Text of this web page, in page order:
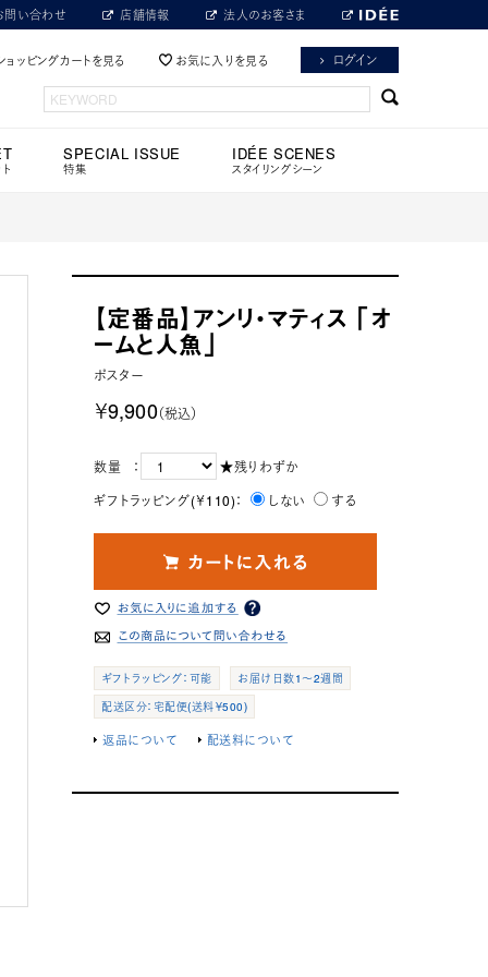
問い合わせ 店舗情報 法人のお客さま
ョッピングカートを見る お気に入りを見る ログイン
SPECIAL ISSUE
特集
IDÉE SCENES
スタイリングシーン
【定番品】アンリ・マティス 「オ
ームと人魚」
ポスター
￥9,900（税込）
数量 ：
★残りわずか
ギフトラッピング(￥110)：
しない する
ギフトラッピング：可能
お届け日数1～2週間
配送区分：宅配便(送料￥500)
返品について 配送料について